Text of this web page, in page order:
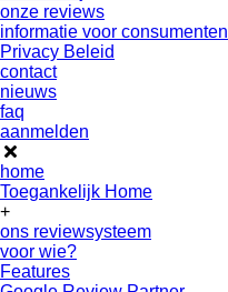
onze reviews
informatie voor consumenten
Privacy Beleid
contact
nieuws
faq
aanmelden
home
Toegankelijk Home
+
ons reviewsysteem
voor wie?
Features